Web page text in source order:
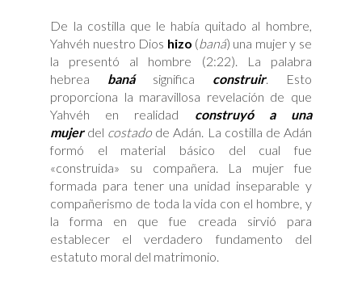
De la costilla que le había quitado al hombre,
Yahvéh nuestro Dios hizo (baná) una mujer y se
la presentó al hombre (2:22). La palabra
hebrea baná significa construir. Esto
proporciona la maravillosa revelación de que
Yahvéh en realidad construyó a
una
mujerdel costado de Adán. La costilla de Adán
formó el material básico del cual fue
«construida» su compañera. La mujer fue
formada para tener una unidad inseparable y
compañerismo de toda la vida con el hombre, y
la forma en que fue creada sirvió para
establecer el verdadero fundamento del
estatuto moral del matrimonio.